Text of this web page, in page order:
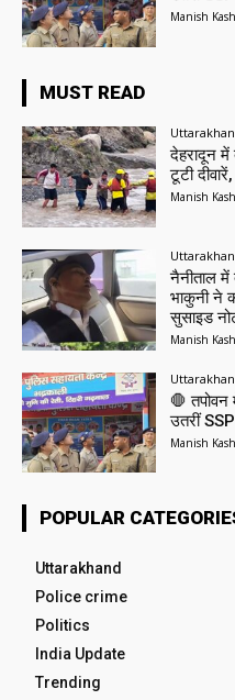
Manish
MUST READ
देहरादून में
टूटी
Manish
नैनीताल में
भाकुनी ने
सुसाइड
Manish
🛑
उतरीं SSP
Manish
POPULAR
Uttarakhand
Police crime
Politics
India Update
Trending